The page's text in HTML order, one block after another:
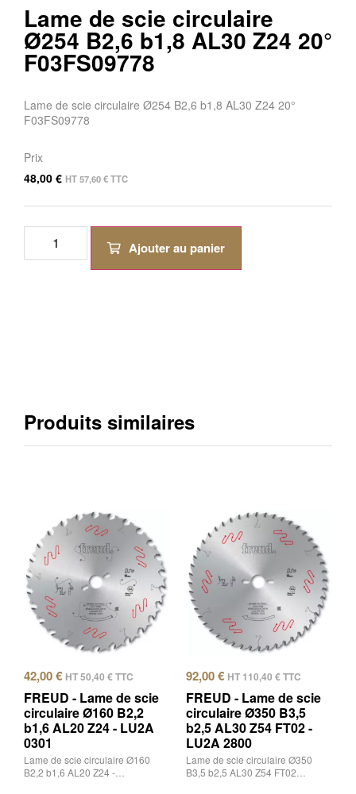
Lame de scie circulaire
Ø254 B2,6 b1,8 AL30 Z24 20°
F03FS09778
Lame de scie circulaire Ø254 B2,6 b1,8 AL30 Z24 20°
F03FS09778
Prix
48,00 € HT57,60€TTC
Ajouter au panier
Produits similaires
42,00€ HT50,40 €TTC
FREUD - Lame de scie
circulaire Ø160 B2,2
b1,6 AL20 Z24 - LU2A
0301
Lame de scie circulaire Ø160
B2,2 b1,6 AL20 Z24 -…
92,00€ HT 110,40 €TTC
FREUD - Lame de scie
circulaire Ø350 B3,5
b2,5 AL30 Z54 FT02 -
LU2A 2800
Lame de scie circulaire Ø350
B3,5 b2,5 AL30 Z54 FT02…